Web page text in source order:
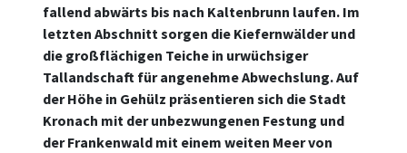
fallend abwärts bis nach Kaltenbrunn laufen. Im
letzten Abschnitt sorgen die Kiefernwälder und
die großflächigen Teiche in urwüchsiger
Tallandschaft für angenehme Abwechslung. Auf
der Höhe in Gehülz präsentieren sich die Stadt
Kronach mit der unbezwungenen Festung und
der Frankenwald mit einem weiten Meer von